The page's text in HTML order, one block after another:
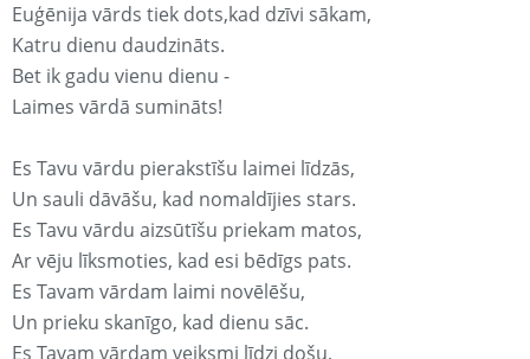
Euģēnija vārds tiek dots,kad dzīvi sākam,
Katru dienu daudzināts.
Bet ik gadu vienu dienu -
Laimes vārdā sumināts!
Es Tavu vārdu pierakstīšu laimei līdzās,
Un sauli dāvāšu, kad nomaldījies stars.
Es Tavu vārdu aizsūtīšu priekam matos,
Ar vēju līksmoties, kad esi bēdīgs pats.
Es Tavam vārdam laimi novēlēšu,
Un prieku skanīgo, kad dienu sāc.
Es Tavam vārdam veiksmi līdzi došu,